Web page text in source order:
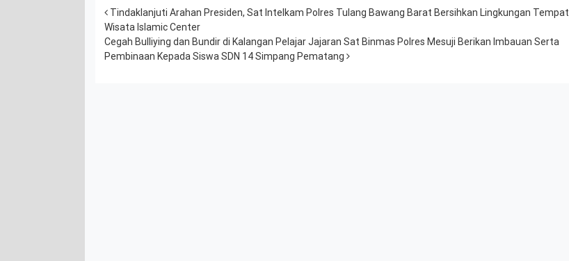
Post navigation
Tindaklanjuti Arahan Presiden, Sat Intelkam Polres Tulang Bawang Barat Bersihkan Lingkungan Tempat
Wisata Islamic Center
Cegah Bulliying dan Bundir di Kalangan Pelajar Jajaran Sat Binmas Polres Mesuji Berikan Imbauan Serta
Pembinaan Kepada Siswa SDN 14 Simpang Pematang